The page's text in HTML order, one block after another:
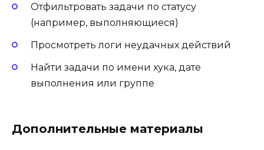
Отфильтровать задачи по статусу
(например, выполняющиеся)
Просмотреть логи неудачных действий
Найти задачи по имени хука, дате
выполнения или группе
Дополнительные материалы